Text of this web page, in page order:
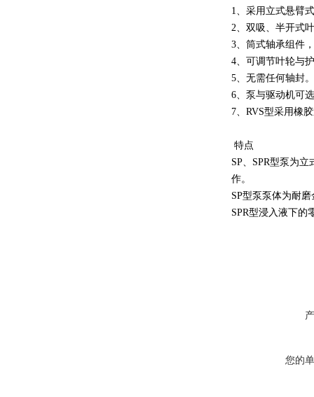
1、采用立式悬臂
2、双吸、半开式
3、筒式轴承组件
4、可调节叶轮与
5、无需任何轴封。
6、泵与驱动机可
7、RVS型采用橡
特点
SP、SPR型泵为
作。
SP型泵泵体为耐
SPR型浸入液下的
您的